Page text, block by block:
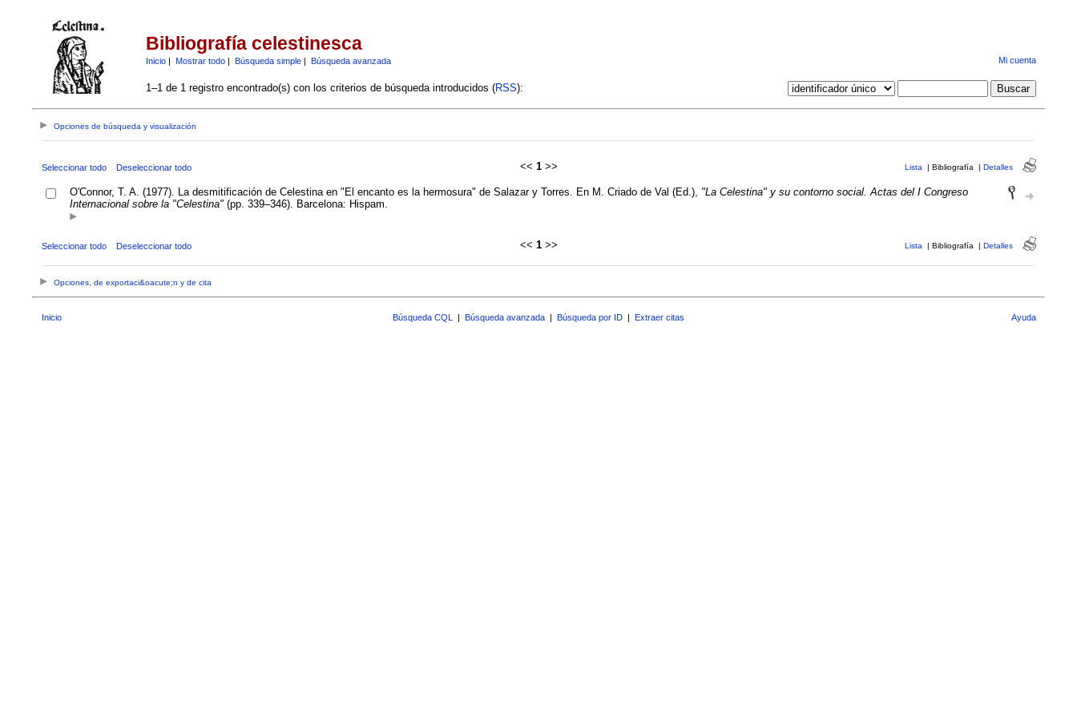
Bibliografía celestinesca
Inicio| Mostrar todo| Búsqueda simple| Búsqueda avanzada Mi cuenta
1–1 de 1 registro encontrado(s) con los criterios de búsqueda introducidos (RSS):
Opciones de búsqueda y visualización
Seleccionar todo Deseleccionar todo << 1>> Lista | Bibliografía | Detalles
O'Connor, T. A. (1977). La desmitificación de Celestina en "El encanto es la hermosura" de Salazar y Torres. En M. Criado de Val (Ed.), "La Celestina" y su contorno social. Actas del I Congreso
Internacional sobre la "Celestina"(pp. 339–346). Barcelona: Hispam.
Seleccionar todo Deseleccionar todo << 1>> Lista | Bibliografía | Detalles
Opciones, de exportaci&oacute;n y de cita
Inicio Búsqueda CQL | Búsqueda avanzada | Búsqueda por ID | Extraer citas Ayuda